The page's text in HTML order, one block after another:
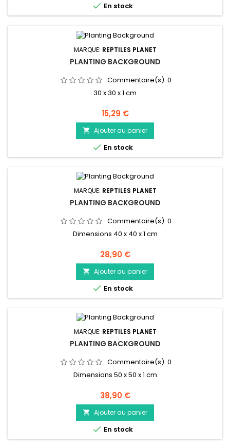
 En stock
MARQUE: REPTILES PLANET
PLANTING BACKGROUND
Commentaire(s): 0
30 x 30 x 1 cm
Prix
15,29 €
 Ajouter au panier
 En stock
MARQUE: REPTILES PLANET
PLANTING BACKGROUND
Commentaire(s): 0
Dimensions 40 x 40 x 1 cm
Prix
28,90 €
 Ajouter au panier
 En stock
MARQUE: REPTILES PLANET
PLANTING BACKGROUND
Commentaire(s): 0
Dimensions 50 x 50 x 1 cm
Prix
38,90 €
 Ajouter au panier
 En stock